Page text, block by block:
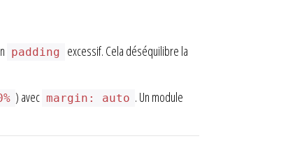
padding
excessif. Cela déséquilibre la
) avec margin: auto . Un module